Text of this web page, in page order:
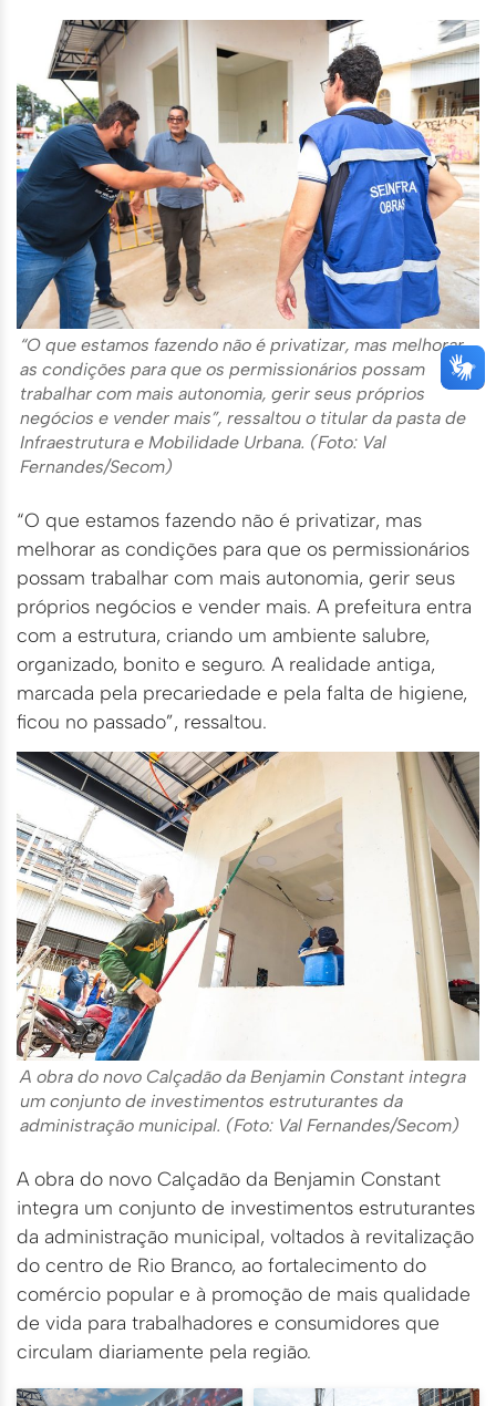
“O que estamos fazendo não é privatizar, mas melhorar
as condições para que os permissionários possam
trabalhar com mais autonomia, gerir seus próprios
negócios e vender mais”, ressaltou o titular da pasta de
Infraestrutura e Mobilidade Urbana. (Foto: Val
Fernandes/Secom)
“O que estamos fazendo não é privatizar, mas
melhorar as condições para que os permissionários
possam trabalhar com mais autonomia, gerir seus
próprios negócios e vender mais. A prefeitura entra
com a estrutura, criando um ambiente salubre,
organizado, bonito e seguro. A realidade antiga,
marcada pela precariedade e pela falta de higiene,
ficou no passado”, ressaltou.
A obra do novo Calçadão da Benjamin Constant integra
um conjunto de investimentos estruturantes da
administração municipal. (Foto: Val Fernandes/Secom)
A obra do novo Calçadão da Benjamin Constant
integra um conjunto de investimentos estruturantes
da administração municipal, voltados à revitalização
do centro de Rio Branco, ao fortalecimento do
comércio popular e à promoção de mais qualidade
de vida para trabalhadores e consumidores que
circulam diariamente pela região.